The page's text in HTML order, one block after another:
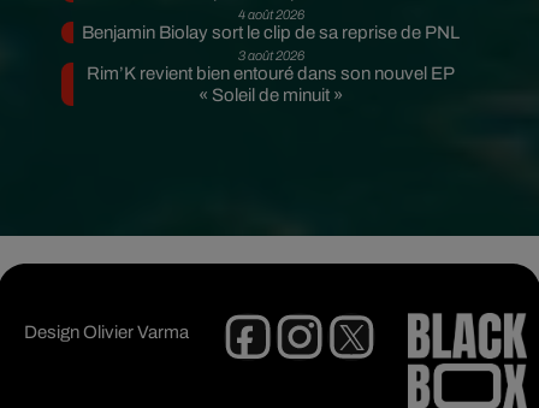
4 août 2026
Benjamin Biolay sort le clip de sa reprise de PNL
3 août 2026
Rim’K revient bien entouré dans son nouvel EP
« Soleil de minuit »
DesignOlivier Varma